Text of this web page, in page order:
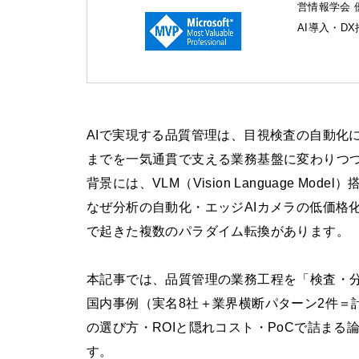
営情報学会
AI導入・DX
AIで実現する品質管理は、目視検査の自動化
までを一気通貫で支える業務基盤に変わりつ
背景には、VLM（Vision Language Model）
なぜ分析の自動化・エッジAIカメラの低価格
で起きた複数のパラダイム転換があります。
本記事では、品質管理の業務工程を「検査・
国内事例（実名8社＋業界横断パターン2件
の選び方・ROIと隠れコスト・PoCで詰まる
す。